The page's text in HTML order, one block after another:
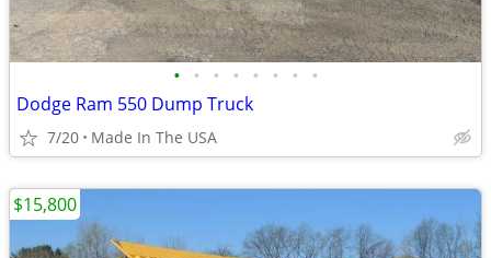
• • • • • • • •
Dodge Ram 550 Dump Truck
7/20 Made In The USA
$15,800